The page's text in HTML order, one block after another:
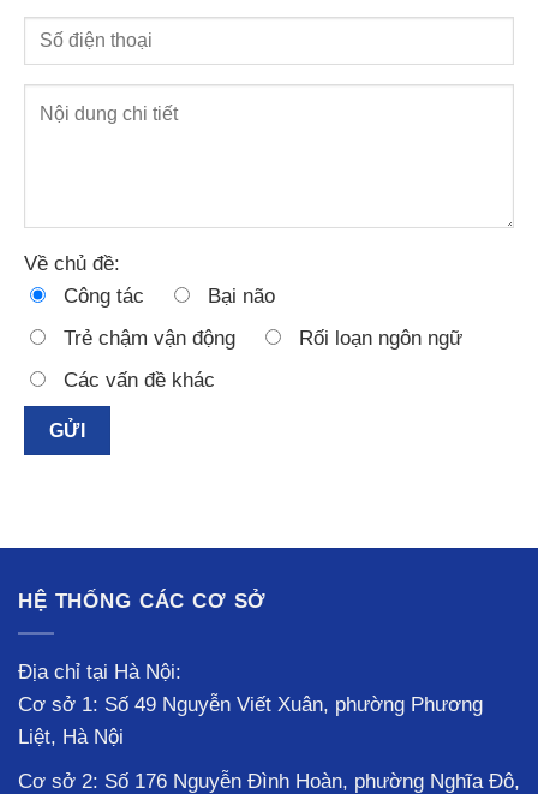
Về chủ đề:
Công tác
Bại não
Trẻ chậm vận động
Rối loạn ngôn ngữ
Các vấn đề khác
HỆ THỐNG CÁC CƠ SỞ
Địa chỉ tại Hà Nội:
Cơ sở 1: Số 49 Nguyễn Viết Xuân, phường Phương
Liệt, Hà Nội
Cơ sở 2: Số 176 Nguyễn Đình Hoàn, phường Nghĩa Đô,